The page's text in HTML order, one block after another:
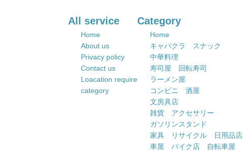
All service
Home
About us
Privacy policy
Contact us
Loacation require
category
Category
Home
キャバクラ スナック
中華料理
寿司屋 回転寿司
ラーメン屋
コンビニ 酒屋
文房具店
雑貨 アクセサリー
ガソリンスタンド
家具 リサイクル 日用品店
車屋 バイク店 自転車屋